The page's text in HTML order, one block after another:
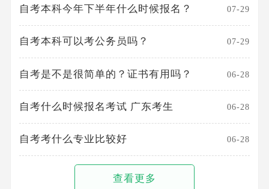
自考本科今年下半年什么时候报名？ 07-29
自考本科可以考公务员吗？ 07-29
自考是不是很简单的？证书有用吗？ 06-28
自考什么时候报名考试 广东考生 06-28
自考考什么专业比较好 06-28
查看更多